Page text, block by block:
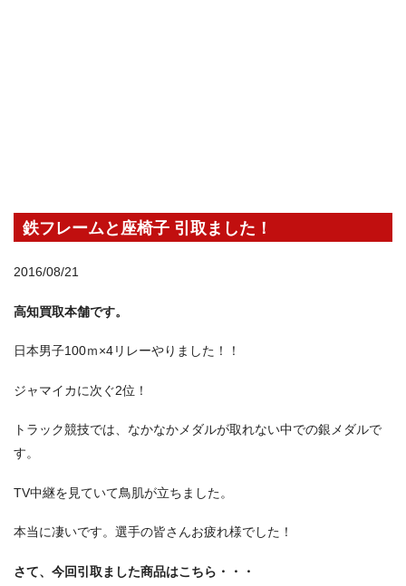
鉄フレームと座椅子 引取ました！
2016/08/21
高知買取本舗です。
日本男子100ｍ×4リレーやりました！！
ジャマイカに次ぐ2位！
トラック競技では、なかなかメダルが取れない中での銀メダルで
す。
TV中継を見ていて鳥肌が立ちました。
本当に凄いです。選手の皆さんお疲れ様でした！
さて、今回引取ました商品はこちら・・・